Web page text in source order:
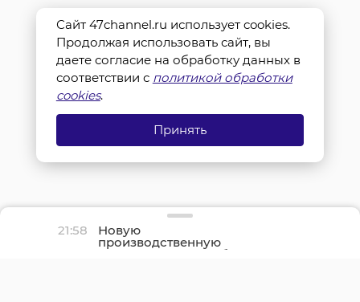
21:58 Новую
производственную
площадку птицефабрики
Сайт 47channel.ru использует cookies.
Продолжая использовать сайт, вы
даете согласие на обработку данных в
соответствии с политикой обработки
cookies.
Принять